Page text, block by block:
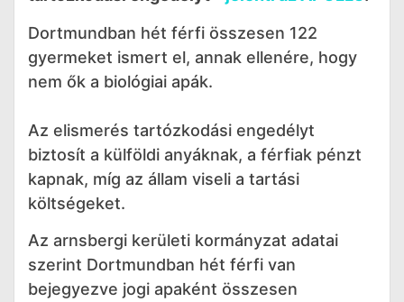
Dortmundban hét férfi összesen 122
gyermeket ismert el, annak ellenére, hogy
nem ők a biológiai apák.
Az elismerés tartózkodási engedélyt
biztosít a külföldi anyáknak, a férfiak pénzt
kapnak, míg az állam viseli a tartási
költségeket.
Az arnsbergi kerületi kormányzat adatai
szerint Dortmundban hét férfi van
bejegyezve jogi apaként összesen